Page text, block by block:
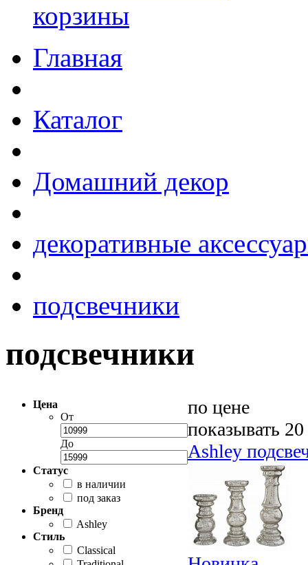
корзины
Главная
Каталог
Домашний декор
декоративные
подсвечники
подсвечники
Цена
От
До
Статус
в наличии
под заказ
Бренд
Ashley
Стиль
Classical
по цене
показывать 20
Ashley